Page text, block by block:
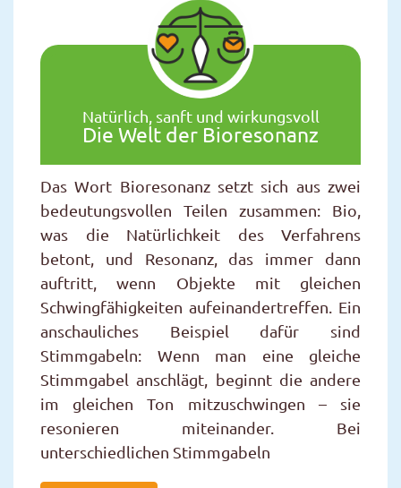
Natürlich, sanft und wirkungsvoll
Die Welt der Bioresonanz
Das Wort Bioresonanz setzt sich aus zwei
bedeutungsvollen Teilen zusammen: Bio,
was die Natürlichkeit des Verfahrens
betont, und Resonanz, das immer dann
auftritt, wenn Objekte mit gleichen
Schwingfähigkeiten aufeinandertreffen. Ein
anschauliches Beispiel dafür sind
Stimmgabeln: Wenn man eine gleiche
Stimmgabel anschlägt, beginnt die andere
im gleichen Ton mitzuschwingen – sie
resonieren miteinander. Bei
unterschiedlichen Stimmgabeln